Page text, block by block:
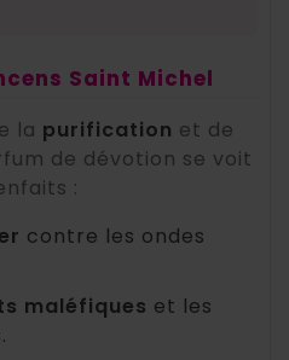
Saint Michel
la purification et de
de dévotion se voit
:
contre les ondes
maléfiques et les